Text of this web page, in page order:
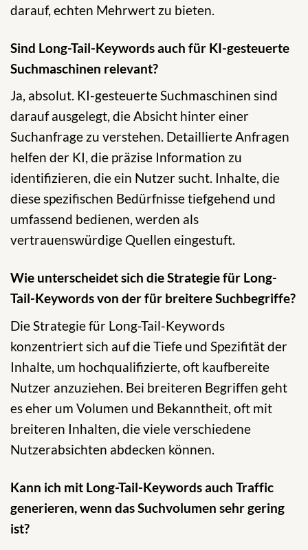
darauf, echten Mehrwert zu bieten.
Sind Long-Tail-Keywords auch für KI-gesteuerte
Suchmaschinen relevant?
Ja, absolut. KI-gesteuerte Suchmaschinen sind
darauf ausgelegt, die Absicht hinter einer
Suchanfrage zu verstehen. Detaillierte Anfragen
helfen der KI, die präzise Information zu
identifizieren, die ein Nutzer sucht. Inhalte, die
diese spezifischen Bedürfnisse tiefgehend und
umfassend bedienen, werden als
vertrauenswürdige Quellen eingestuft.
Wie unterscheidet sich die Strategie für Long-
Tail-Keywords von der für breitere Suchbegriffe?
Die Strategie für Long-Tail-Keywords
konzentriert sich auf die Tiefe und Spezifität der
Inhalte, um hochqualifizierte, oft kaufbereite
Nutzer anzuziehen. Bei breiteren Begriffen geht
es eher um Volumen und Bekanntheit, oft mit
breiteren Inhalten, die viele verschiedene
Nutzerabsichten abdecken können.
Kann ich mit Long-Tail-Keywords auch Traffic
generieren, wenn das Suchvolumen sehr gering
ist?